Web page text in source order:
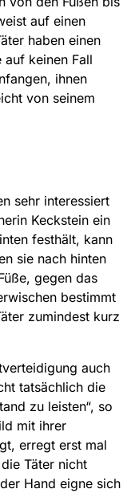
auf einen
haben einen
auf keinen Fall
ihnen
von seinem
sehr interessiert
Keckstein ein
festhält, kann
sie nach hinten
gegen das
bestimmt
zumindest kurz
auch
tatsächlich die
zu leisten“, so
mit ihrer
erregt erst mal
Täter nicht
Hand eigne sich